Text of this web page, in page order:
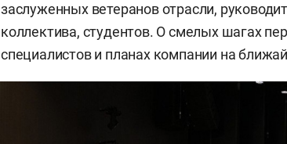
заслуженных ветеранов отрасли,
коллектива, студентов. О смелых шагах
специалистов и планах компании на